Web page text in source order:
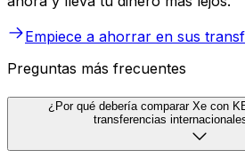
Empiece a ahorrar en sus
Preguntas más frecuentes
¿Por qué debería comparar Xe con
transferencias